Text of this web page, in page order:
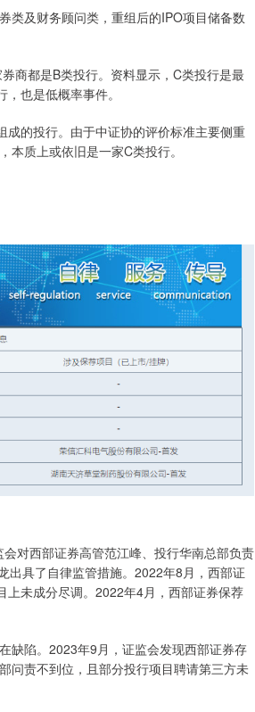
及财务顾问类，重组后的IPO项目储备数
商都是B类投行。资料显示，C类投行是最
也是低概率事件。
的投行。由于中证协的评价标准主要侧重
质上或依旧是一家C类投行。
对西部证券高管范江峰、投行华南总部负责
出具了自律监管措施。2022年8月，西部证
上未成分尽调。2022年4月，西部证券保荐
陷。2023年9月，证监会发现西部证券存
问责不到位，且部分投行项目聘请第三方未